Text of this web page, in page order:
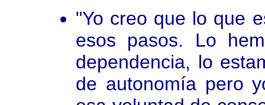
"Yo creo que lo que
esos pasos. Lo
dependencia, lo
de autonomía pero